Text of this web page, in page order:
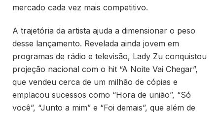
mercado cada vez mais competitivo.
A trajetória da artista ajuda a dimensionar o peso
desse lançamento. Revelada ainda jovem em
programas de rádio e televisão, Lady Zu conquistou
projeção nacional com o hit “A Noite Vai Chegar”,
que vendeu cerca de um milhão de cópias e
emplacou sucessos como “Hora de união”, “Só
você”, “Junto a mim” e “Foi demais”, que além de